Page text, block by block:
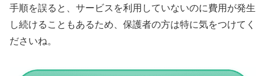
手順を誤ると、サービスを利用していないのに費用が発生
し続けることもあるため、保護者の方は特に気をつけてく
ださいね。